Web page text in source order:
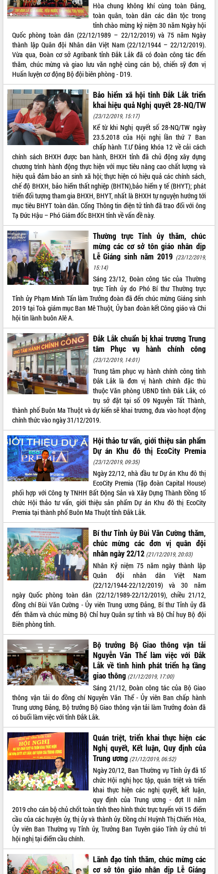
VIDEO
ALBUM ẢNH
THỐNG KÊ TRUY CẬP
Hôm nay: 40042
Tất cả: 66085365
Hòa chung không khí cùng toàn Đảng,
toàn quân, toàn dân các dân tộc trong
tỉnh chào mừng kỷ niệm 30 năm Ngày hội
Quốc phòng toàn dân (22/12/1989 – 22/12/2019) và 75 năm Ngày
thành lập Quân đội Nhân dân Việt Nam (22/12/1944 – 22/12/2019).
Vừa qua, Đoàn cơ sở Agribank tỉnh Đắk Lắk đã có đoàn công tác đến
thăm, chúc mừng và giao lưu văn nghệ cùng cán bộ, chiến sỹ đơn vị
Huấn luyện cơ động Bộ đội biên phòng - D19.
Bảo hiểm xã hội tỉnh Đắk Lắk triển
khai hiệu quả Nghị quyết 28-NQ/TW
(23/12/2019, 15:17)
Kể từ khi Nghị quyết số 28-NQ/TW ngày
23.5.2018 của Hội nghị lần thứ 7 Ban
chấp hành T.Ư Đảng khóa 12 về cải cách
chính sách BHXH được ban hành, BHXH tỉnh đã chủ động xây dựng
chương trình hành động thực hiện với mục tiêu nâng cao chất lượng và
hiệu quả đảm bảo an sinh xã hội; thực hiện có hiệu quả các chính sách,
chế độ BHXH, bảo hiểm thất nghiệp (BHTN),bảo hiểm y tế (BHYT); phát
triển đối tượng tham gia BHXH, BHYT, nhất là BHXH tự nguyện hướng tới
mục tiêu BHYT toàn dân. Cổng Thông tin điện tử tỉnh đã trao đổi với ông
Tạ Đức Hậu – Phó Giám đốc BHXH tỉnh về vấn đề này.
Thường trực Tỉnh ủy thăm, chúc
mừng các cơ sở tôn giáo nhân dịp
Lễ Giáng sinh năm 2019 (23/12/2019,
15:14)
Sáng 23/12, Đoàn công tác của Thường
trực Tỉnh ủy do Phó Bí thư Thường trực
Tỉnh ủy Phạm Minh Tấn làm Trưởng đoàn đã đến chúc mừng Giáng sinh
2019 tại Toà giám mục Ban Mê Thuột, Ủy ban đoàn kết Công giáo và Chi
hội tin lành buôn Alê A.
Đắk Lắk chuẩn bị khai trương Trung
tâm Phục vụ hành chính công
(23/12/2019, 14:01)
Trung tâm phục vụ hành chính công tỉnh
Đắk Lắk là đơn vị hành chính đặc thù
thuộc Văn phòng UBND tỉnh Đắk Lắk, có
trụ sở đặt tại số 09 Nguyễn Tất Thành,
thành phố Buôn Ma Thuột và dự kiến sẽ khai trương, đưa vào hoạt động
chính thức vào ngày 31/12/2019.
Hội thảo tư vấn, giới thiệu sản phẩm
Dự án Khu đô thị EcoCity Premia
(23/12/2019, 09:35)
Ngày 22/12, nhà đầu tư Dự án Khu đô thị
EcoCity Premia (Tập đoàn Capital House)
phối hợp với Công ty TNHH Bất Động Sản và Xây Dựng Thành Đồng tổ
chức Hội thảo tư vấn, giới thiệu sản phẩm Dự án Khu đô thị EcoCity
Premia tại thành phố Buôn Ma Thuột tỉnh Đắk Lắk.
Bí thư Tỉnh ủy Bùi Văn Cường thăm,
chúc mừng các đơn vị quân đội
nhân ngày 22/12 (21/12/2019, 20:03)
Nhân Kỷ niệm 75 năm ngày thành lập
Quân đội nhân dân Việt Nam
(22/12/1944-22/12/2019) và 30 năm
ngày Quốc phòng toàn dân (22/12/1989-22/12/2019), chiều 21/12,
đồng chí Bùi Văn Cường - Ủy viên Trung ương Đảng, Bí thư Tỉnh ủy đã
đến thăm và chúc mừng Bộ Chỉ huy Quân sự tỉnh và Bộ Chỉ huy Bộ đội
Biên phòng tỉnh.
Bộ trưởng Bộ Giao thông vận tải
Nguyễn Văn Thể làm việc với Đắk
Lắk về tình hình phát triển hạ tầng
giao thông (21/12/2019, 17:00)
Sáng 21/12, Đoàn công tác của Bộ Giao
thông vận tải do đồng chí Nguyễn Văn Thể - Ủy viên Ban chấp hành
Trung ương Đảng, Bộ trưởng Bộ Giao thông vận tải làm Trưởng đoàn đã
có buổi làm việc với tỉnh Đắk Lắk.
Quán triệt, triển khai thực hiện các
Nghị quyết, Kết luận, Quy định của
Trung ương (21/12/2019, 06:52)
Ngày 20/12, Ban Thường vụ Tỉnh ủy đã tổ
chức Hội nghị học tập, quán triệt và triển
khai thực hiện các nghị quyết, kết luận,
quy định của Trung ương - đợt II năm
2019 cho cán bộ chủ chốt toàn tỉnh theo hình thức trực tuyến với 15 điểm
cầu của các huyện ủy, thị ủy và thành ủy. Đồng chí Huỳnh Thị Chiến Hòa,
Ủy viên Ban Thường vụ Tỉnh ủy, Trưởng Ban Tuyên giáo Tỉnh ủy chủ trì
hội nghị tại điểm cầu chính.
Lãnh đạo tỉnh thăm, chúc mừng các
cơ sở tôn giáo nhân dịp Lễ Giáng